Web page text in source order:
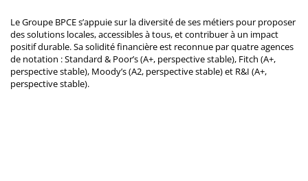
Le Groupe BPCE s’appuie sur la diversité de ses métiers pour proposer
des solutions locales, accessibles à tous, et contribuer à un impact
positif durable. Sa solidité financière est reconnue par quatre agences
de notation : Standard & Poor’s (A+, perspective stable), Fitch (A+,
perspective stable), Moody’s (A2, perspective stable) et R&I (A+,
perspective stable).